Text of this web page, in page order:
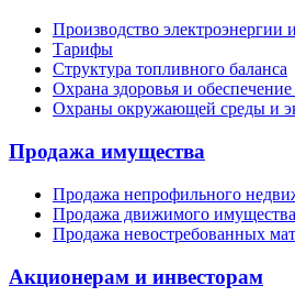
Производство электроэнергии
Тарифы
Структура топливного баланса
Охрана здоровья и обеспечение
Охраны окружающей среды и
Продажа имущества
Продажа непрофильного
Продажа движимого имущества
Продажа невостребованных
Акционерам и инвесторам